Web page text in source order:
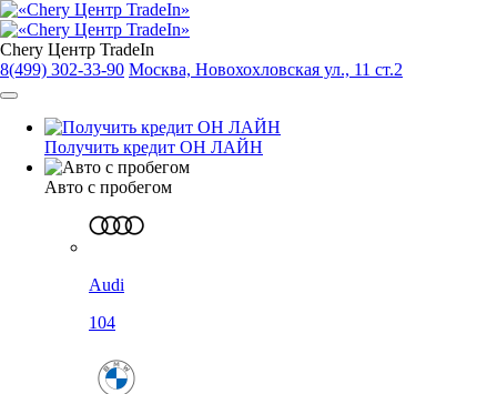
Chery Центр TradeIn
8(499) 302-33-90 Москва, Новохохловская ул., 11 ст.2
Получить кредит ОН ЛАЙН
Авто с пробегом
Audi
104